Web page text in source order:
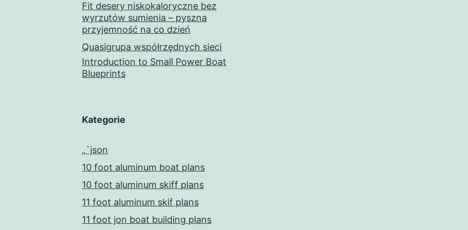
Fit desery niskokaloryczne bez
wyrzutów sumienia – pyszna
przyjemność na co dzień
Quasigrupa współrzędnych sieci
Introduction to Small Power Boat
Blueprints
Kategorie
„`json
10 foot aluminum boat plans
10 foot aluminum skiff plans
11 foot aluminum skif plans
11 foot jon boat building plans